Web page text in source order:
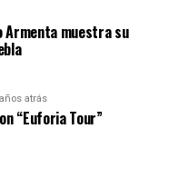
Armenta muestra su
atrás
“Euforia Tour”